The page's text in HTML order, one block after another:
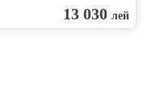
13 030 лей